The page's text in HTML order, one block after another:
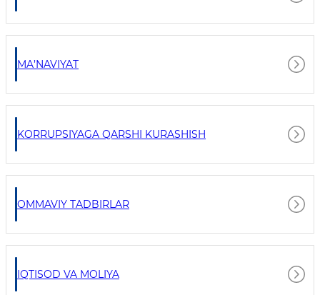
MA’NAVIYAT
KORRUPSIYAGA QARSHI KURASHISH
OMMAVIY TADBIRLAR
IQTISOD VA MOLIYA